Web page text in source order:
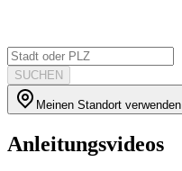
SUCHEN
Meinen Standort verwenden
Anleitungsvideos